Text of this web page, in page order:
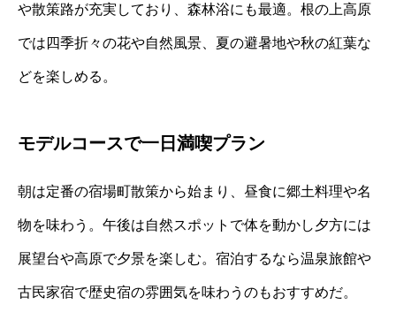
や散策路が充実しており、森林浴にも最適。根の上高原
では四季折々の花や自然風景、夏の避暑地や秋の紅葉な
どを楽しめる。
モデルコースで一日満喫プラン
朝は定番の宿場町散策から始まり、昼食に郷土料理や名
物を味わう。午後は自然スポットで体を動かし夕方には
展望台や高原で夕景を楽しむ。宿泊するなら温泉旅館や
古民家宿で歴史宿の雰囲気を味わうのもおすすめだ。